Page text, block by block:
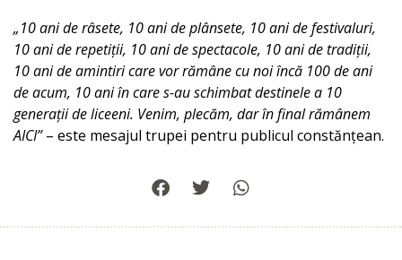
„10 ani de râsete, 10 ani de plânsete, 10 ani de festivaluri,
10 ani de repetiții, 10 ani de spectacole, 10 ani de tradiții,
10 ani de amintiri care vor rămâne cu noi încă 100 de ani
de acum, 10 ani în care s-au schimbat destinele a 10
generații de liceeni. Venim, plecăm, dar în final rămânem
AICI”– este mesajul trupei pentru publicul constănțean.